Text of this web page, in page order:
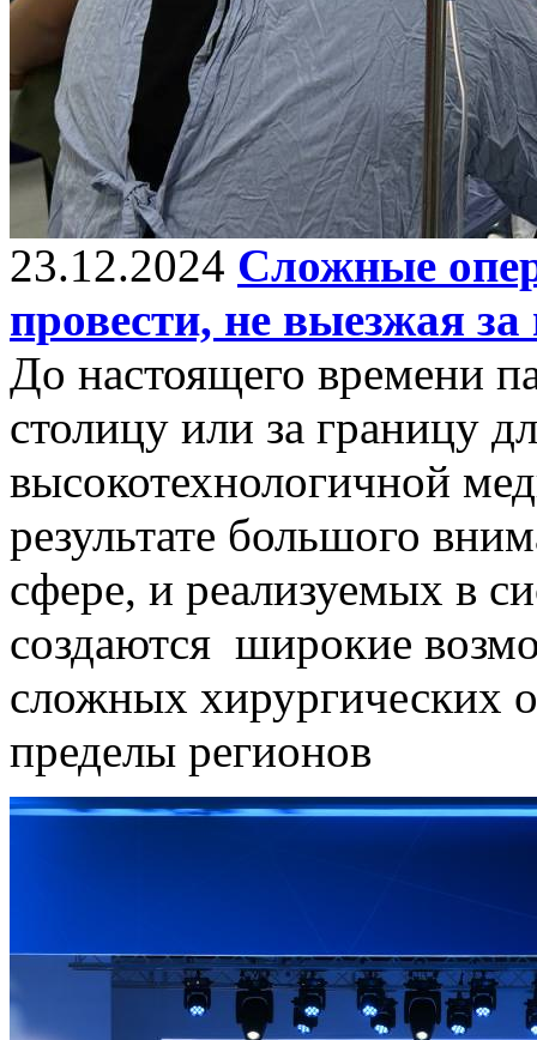
23.12.2024 Сложные
провести, не выезжая
До настоящего времени
столицу или за границу
высокотехнологичной
результате большого
сфере, и реализуемых в
создаются широкие
сложных хирургических
пределы регионов